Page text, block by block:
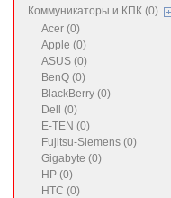
Коммуникаторы и КПК (0)
Acer (0)
Apple (0)
ASUS (0)
BenQ (0)
BlackBerry (0)
Dell (0)
E-TEN (0)
Fujitsu-Siemens (0)
Gigabyte (0)
HP (0)
HTC (0)